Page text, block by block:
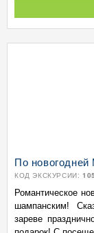
По
КОД ЭКСКУРСИИ:
Романтическое
шампанским!
зареве